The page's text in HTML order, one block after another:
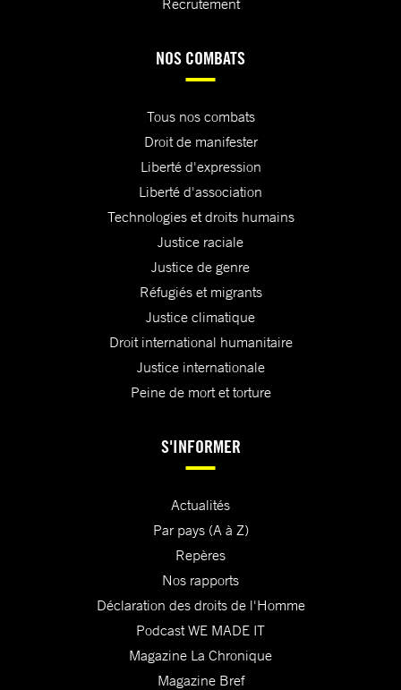
Recrutement
NOS COMBATS
Tous nos combats
Droit de manifester
Liberté d'expression
Liberté d'association
Technologies et droits humains
Justice raciale
Justice de genre
Réfugiés et migrants
Justice climatique
Droit international humanitaire
Justice internationale
Peine de mort et torture
S'INFORMER
Actualités
Par pays (A à Z)
Repères
Nos rapports
Déclaration des droits de l'Homme
Podcast WE MADE IT
Magazine La Chronique
Magazine Bref